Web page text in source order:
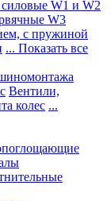
W1 и W2
W3
с пружиной
... Показать все
Вентили,
колес ...